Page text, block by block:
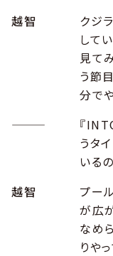
越智
クジ
して
見て
う節
分で
―――
『
うタ
いる
越智
プー
が広
なめ
りや